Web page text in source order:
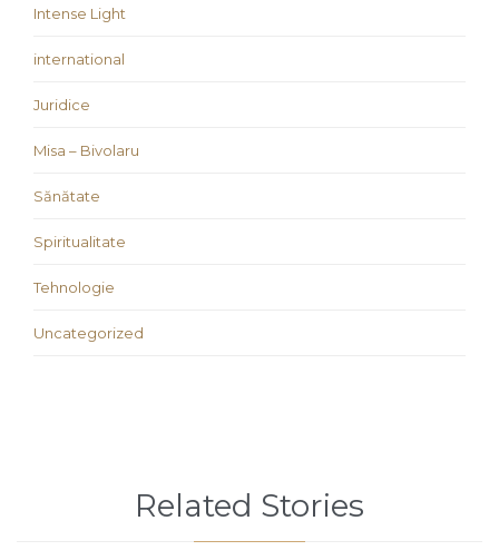
Intense Light
international
Juridice
Misa – Bivolaru
Sănătate
Spiritualitate
Tehnologie
Uncategorized
Related Stories